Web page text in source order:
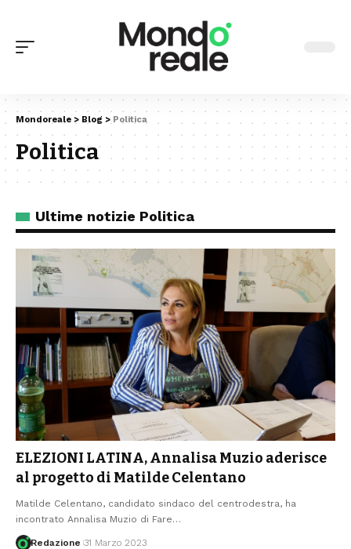
Mondoreale > Blog > Politica
Politica
Ultime notizie Politica
ELEZIONI LATINA, Annalisa Muzio aderisce
al progetto di Matilde Celentano
Matilde Celentano, candidato sindaco del centrodestra, ha
incontrato Annalisa Muzio di Fare…
Redazione 31 Marzo 2023